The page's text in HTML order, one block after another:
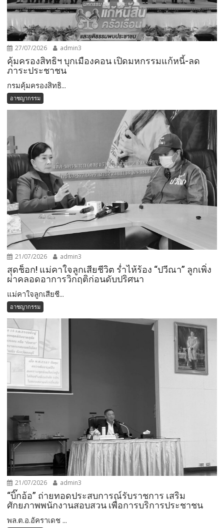
27/07/2026 admin3
คุ้มครองสิทธิฯ บุกเมืองคอน เปิดมหกรรมแก้หนี้-ลด
ภาระประชาชน
กรมคุ้มครองสิทธิ...
อาชญากรรม
21/07/2026 admin3
สุดช็อก! แม่คาใจลูกเสียชีวิต ร่ำไห้ร้อง “ปวีณา” ลูกเพิ่ง
ผ่าคลอดอาการวิกฤติก่อนดับปริศนา
แม่คาใจลูกเสียชี...
อาชญากรรม
21/07/2026 admin3
“บิ๊กอ้อ” ถ่ายทอดประสบการณ์รับราชการ เสริม
ศักยภาพพนักงานสอบสวน เพื่อการบริการประชาชน
พล.ต.อ.อัคราเดช ...